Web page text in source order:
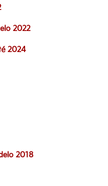
2022
2024
2018